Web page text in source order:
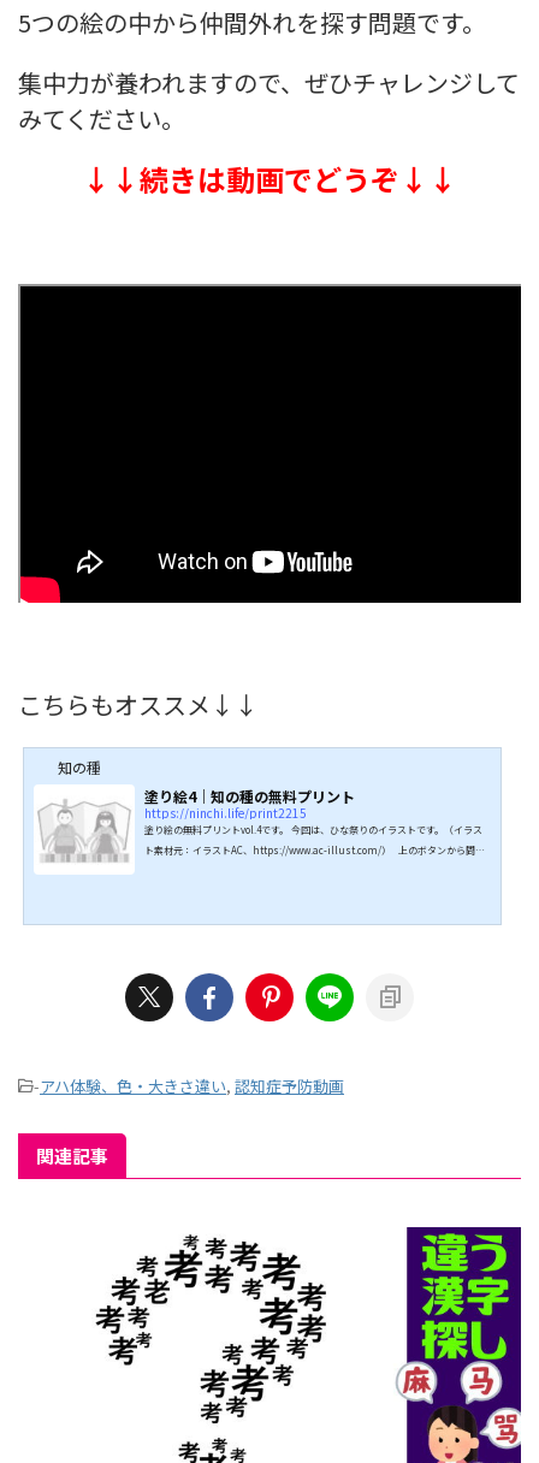
5つの絵の中から仲間外れを探す問題です。
集中力が養われますので、ぜひチャレンジして
みてください。
↓↓続きは動画でどうぞ↓↓
こちらもオススメ↓↓
知の種
塗り絵4｜知の種の無料プリント
https://ninchi.life/print2215
塗り絵の無料プリントvol.4です。 今回は、ひな祭りのイラストです。（イラス
ト素材元：イラストAC、https://www.ac-illust.com/） 上のボタンから問題
-アハ体験、色・大きさ違い, 認知症予防動画
関連記事